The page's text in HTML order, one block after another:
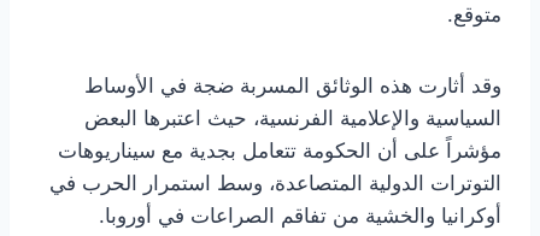
متوقع.
وقد أثارت هذه الوثائق المسربة ضجة في الأوساط
السياسية والإعلامية الفرنسية، حيث اعتبرها البعض
مؤشراً على أن الحكومة تتعامل بجدية مع سيناريوهات
التوترات الدولية المتصاعدة، وسط استمرار الحرب في
أوكرانيا والخشية من تفاقم الصراعات في أوروبا.